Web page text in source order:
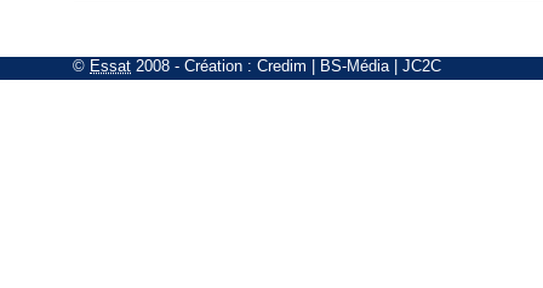
© Essat 2008 - Création : Credim BS-Média| JC2C